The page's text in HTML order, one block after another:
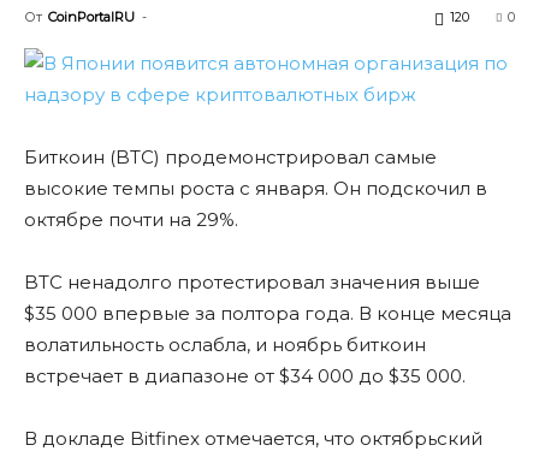
От CoinPortalRU - 0
120
Биткоин (BTC) продемонстрировал самые
высокие темпы роста с января. Он подскочил в
октябре почти на 29%.
BTC ненадолго протестировал значения выше
$35 000 впервые за полтора года. В конце месяца
волатильность ослабла, и ноябрь биткоин
встречает в диапазоне от $34 000 до $35 000.
В докладе Bitfinex отмечается, что октябрьский